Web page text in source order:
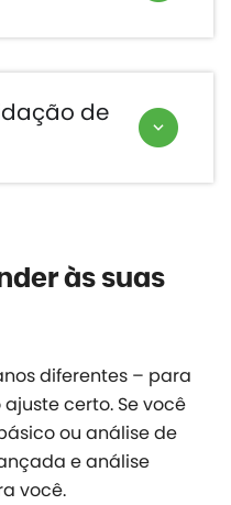
de
às suas
diferentes – para
certo. Se você
ou análise de
e análise
você.